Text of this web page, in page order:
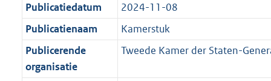
Publicatiedatum
2024-11-08
Publicatienaam
Kamerstuk
Publicerende
organisatie
Tweede Kamer der Staten-